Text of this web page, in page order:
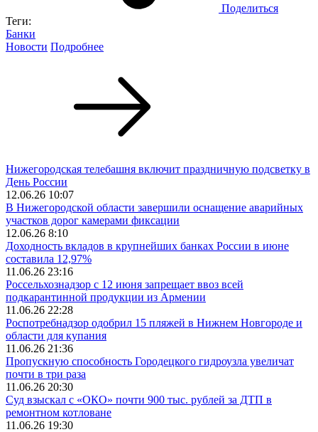
Поделиться
Теги:
Банки
Новости Подробнее
Нижегородская телебашня включит праздничную подсветку в
День России
12.06.26 10:07
В Нижегородской области завершили оснащение аварийных
участков дорог камерами фиксации
12.06.26 8:10
Доходность вкладов в крупнейших банках России в июне
составила 12,97%
11.06.26 23:16
Россельхознадзор с 12 июня запрещает ввоз всей
подкарантинной продукции из Армении
11.06.26 22:28
Роспотребнадзор одобрил 15 пляжей в Нижнем Новгороде и
области для купания
11.06.26 21:36
Пропускную способность Городецкого гидроузла увеличат
почти в три раза
11.06.26 20:30
Суд взыскал с «ОКО» почти 900 тыс. рублей за ДТП в
ремонтном котловане
11.06.26 19:30